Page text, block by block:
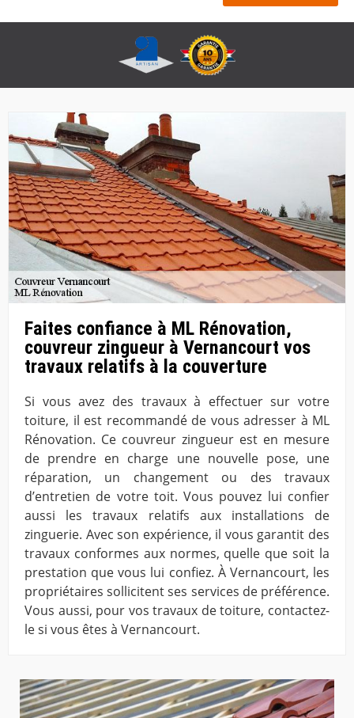
Faites confiance à ML Rénovation,
couvreur zingueur à Vernancourt vos
travaux relatifs à la couverture
Si vous avez des travaux à effectuer sur votre
toiture, il est recommandé de vous adresser à ML
Rénovation. Ce couvreur zingueur est en mesure
de prendre en charge une nouvelle pose, une
réparation, un changement ou des travaux
d’entretien de votre toit. Vous pouvez lui confier
aussi les travaux relatifs aux installations de
zinguerie. Avec son expérience, il vous garantit des
travaux conformes aux normes, quelle que soit la
prestation que vous lui confiez. À Vernancourt, les
propriétaires sollicitent ses services de préférence.
Vous aussi, pour vos travaux de toiture, contactez-
le si vous êtes à Vernancourt.